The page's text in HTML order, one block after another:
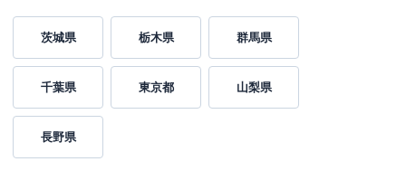
茨城県 栃木県 群馬県
千葉県 東京都 山梨県
長野県